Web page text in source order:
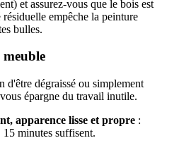
et assurez-vous que le bois est
empêche la peinture
bulles.
d'être dégraissé ou simplement
épargne du travail inutile.
apparence lisse et propre :
minutes suffisent.